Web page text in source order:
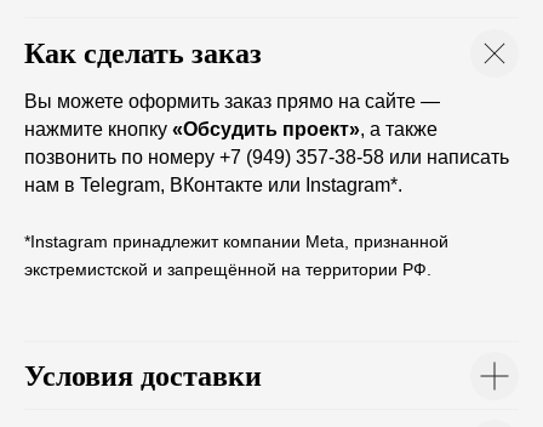
Как сделать заказ
Вы можете оформить заказ прямо на сайте —
нажмите кнопку «Обсудить проект», а также
позвонить по номеру +7 (949) 357-38-58 или написать
нам в Telegram, ВКонтакте или Instagram*.
*Instagram принадлежит компании Meta, признанной
экстремистской и запрещённой на территории РФ.
Условия доставки